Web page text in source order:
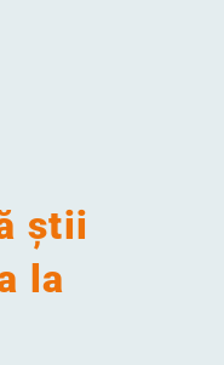
în caz de incendiu
în caz de
în siguranță în caz
clădirea în siguranță
știi
la